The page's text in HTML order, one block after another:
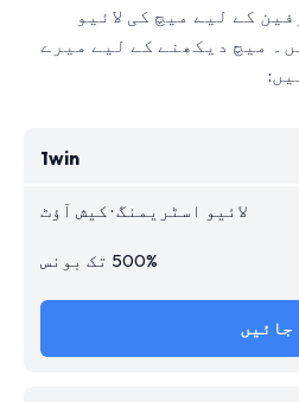
کے لیے میچ کی لائیو
میچ دیکھنے کے لیے میرے
1win
لائیو اسٹریمنگ · کیش آؤٹ
500% تک بونس
جائیں